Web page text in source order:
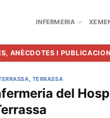
INFERMERIA
ANÈCDOTES I
, TERRASSA
del